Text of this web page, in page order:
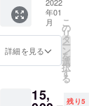
てくだ
さい！
クラウ
ドファ
ンディ
ング&単
ウェ
足りな
いかも
と言う
方は是
非！ 単
発でや
るより
クラウ
年01
月
詳細を見る
こ
の
リ
タ
ー
ン
を
選
択
す
る
15, 残り5